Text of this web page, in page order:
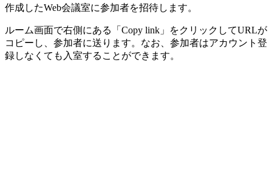
作成したWeb会議室に参加者を招待します。
ルーム画面で右側にある「Copy link」をクリックしてURLが
コピーし、参加者に送ります。なお、参加者はアカウント登
録しなくても入室することができます。